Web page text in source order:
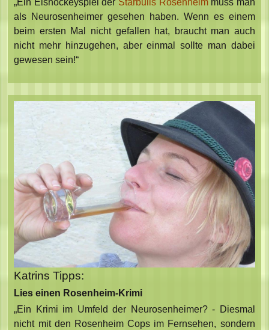
als Neurosenheimer gesehen haben. Wenn es einem
beim ersten Mal nicht gefallen hat, braucht man auch
nicht mehr hinzugehen, aber einmal sollte man dabei
gewesen sein!“
Katrins Tipps:
Lies einen Rosenheim-Krimi
„Ein Krimi im Umfeld der Neurosenheimer? - Diesmal
nicht mit den Rosenheim Cops im Fernsehen, sondern